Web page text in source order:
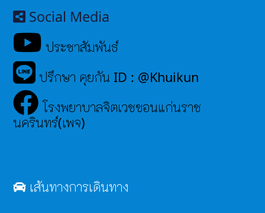
Social Media
ประชาสัมพันธ์
ปรึกษา คุยกัน ID : @Khuikun
โรงพยาบาลจิตเวชขอนแก่นราช
นครินทร์(เพจ)
เส้นทางการเดินทาง